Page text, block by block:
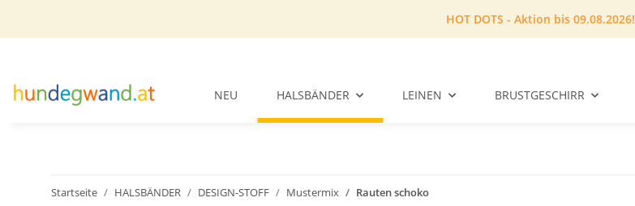
HOT DOTS - Aktion bis 09.08.2026!
NEU HALSBÄNDER LEINEN BRUSTGESCHIRR
Startseite HALSBÄNDER DESIGN-STOFF Mustermix Rauten schoko